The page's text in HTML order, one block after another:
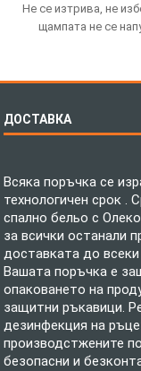
Не се изтрива, не
щампата не се
ДОСТАВКА
Всяка поръчка се
технологичен срок .
спално бельо с
за всички останали
доставката до
Вашата поръчка е
опаковането на
защитни ръкавици.
дезинфекция на
производстжените
безопасни и